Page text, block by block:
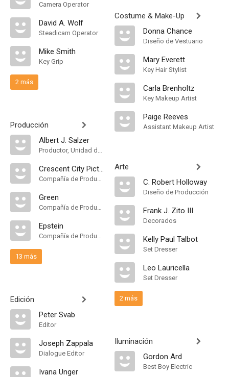
Camera Operator
David A. Wolf
Steadicam Operator
Mike Smith
Key Grip
2 más
Producción
Albert J. Salzer
Productor, Unidad de Producción
Crescent City Pictures
Compañía de Produccion
Green
Compañía de Produccion
Epstein
Compañía de Produccion
13 más
Edición
Peter Svab
Editor
Joseph Zappala
Dialogue Editor
Ivana Unger
Costume & Make-Up
Donna Chance
Diseño de Vestuario
Mary Everett
Key Hair Stylist
Carla Brenholtz
Key Makeup Artist
Paige Reeves
Assistant Makeup Artist
Arte
C. Robert Holloway
Diseño de Producción
Frank J. Zito III
Decorados
Kelly Paul Talbot
Set Dresser
Leo Lauricella
Set Dresser
2 más
Iluminación
Gordon Ard
Best Boy Electric